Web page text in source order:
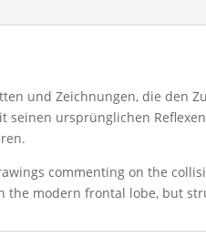
und Zeichnungen, die
seinen ursprünglichen
commenting on the
the modern frontal lobe, but